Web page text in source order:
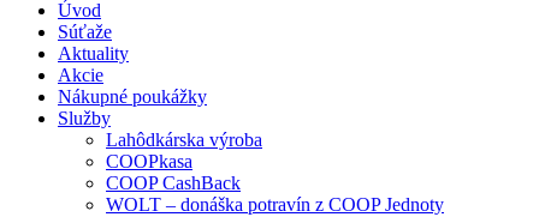
Úvod
Súťaže
Aktuality
Akcie
Nákupné poukážky
Služby
Lahôdkárska výroba
COOPkasa
COOP CashBack
WOLT – donáška potravín z COOP Jednoty